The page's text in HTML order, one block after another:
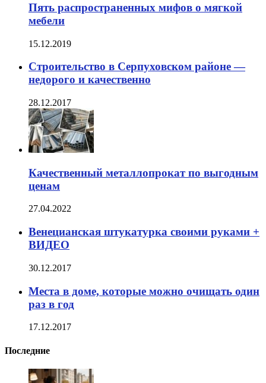
Пять распространенных мифов о мягкой
мебели
15.12.2019
Строительство в Серпуховском районе —
недорого и качественно
28.12.2017
Качественный металлопрокат по выгодным
ценам
27.04.2022
Венецианская штукатурка своими руками +
ВИДЕО
30.12.2017
Места в доме, которые можно очищать один
раз в год
17.12.2017
Последние